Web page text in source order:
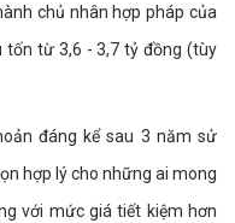
chủ nhân hợp pháp của
tốn từ 3,6 - 3,7 tỷ đồng (tùy
đáng kể sau 3 năm sử
hợp lý cho những ai mong
với mức giá tiết kiệm hơn